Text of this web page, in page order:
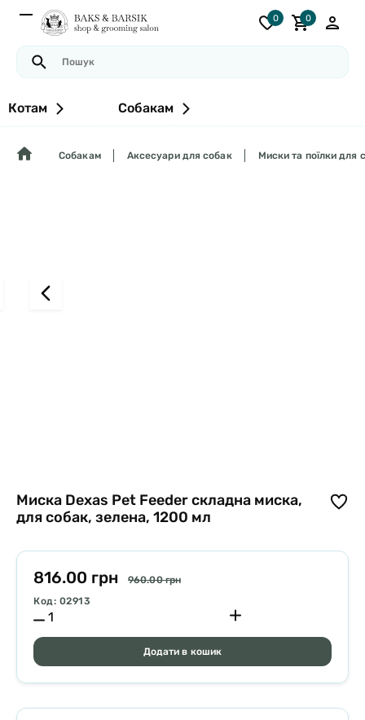
0 0
Котам Собакам
Собакам Аксесуари для собак Миски та поїлки для
Миска Dexas Pet Feeder складна миска,
для собак, зелена, 1200 мл
816.00 грн
960.00 грн
Код: 02913
Додати в кошик